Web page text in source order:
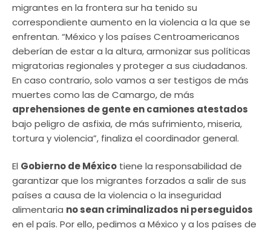
migrantes en la frontera sur ha tenido su
correspondiente aumento en la violencia a la que se
enfrentan. “México y los países Centroamericanos
deberían de estar a la altura, armonizar sus políticas
migratorias regionales y proteger a sus ciudadanos.
En caso contrario, solo vamos a ser testigos de más
muertes como las de Camargo, de más
aprehensiones de gente en camiones atestados
bajo peligro de asfixia, de más sufrimiento, miseria,
tortura y violencia”, finaliza el coordinador general.
El Gobierno de México tiene la responsabilidad de
garantizar que los migrantes forzados a salir de sus
países a causa de la violencia o la inseguridad
alimentaria no sean criminalizados ni perseguidos
en el país. Por ello, pedimos a México y a los países de